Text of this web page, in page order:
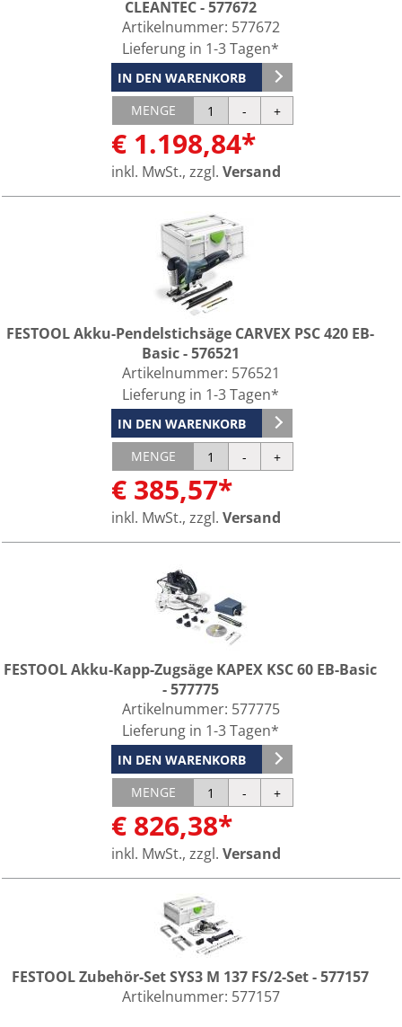
CLEANTEC - 577672
Artikelnummer: 577672
Lieferung in 1-3 Tagen*
IN DEN WARENKORB
MENGE
€ 1.198,84*
inkl. MwSt., zzgl. Versand
FESTOOL Akku-Pendelstichsäge CARVEX PSC 420 EB-
Basic - 576521
Artikelnummer: 576521
Lieferung in 1-3 Tagen*
IN DEN WARENKORB
MENGE
€ 385,57*
inkl. MwSt., zzgl. Versand
FESTOOL Akku-Kapp-Zugsäge KAPEX KSC 60 EB-Basic
- 577775
Artikelnummer: 577775
Lieferung in 1-3 Tagen*
IN DEN WARENKORB
MENGE
€ 826,38*
inkl. MwSt., zzgl. Versand
FESTOOL Zubehör-Set SYS3 M 137 FS/2-Set - 577157
Artikelnummer: 577157